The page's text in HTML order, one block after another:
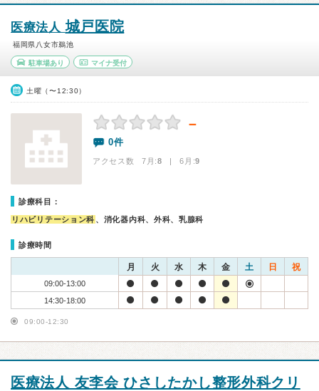
医療法人城戸医院
福岡県八女市鵜池
駐車場あり マイナ受付
土曜（〜12:30）
－
0件
アクセス数 7月:8 | 6月:9
診療科目：
リハビリテーション科 、消化器内科、外科、乳腺科
診療時間
月 火 水 木 金 土 日 祝
09:00-13:00
14:30-18:00
09:00-12:30
医療法人 友李会 ひさしたかし整形外科クリ